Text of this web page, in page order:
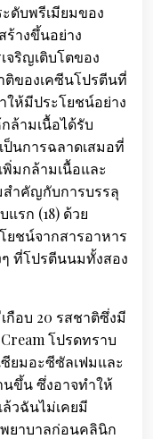
ดับพรีเมียมของ
ร้างขึ้นอย่าง
ริญเติบโตของ
ของเคซีนโปรตีนที่
ให้มีประโยชน์อย่าง
ล้ามเนื้อได้รับ
ป็นการฉลาดเสมอที่
มกล้ามเนื้อและ
ำคัญกับการบรรลุ
รก (18) ด้วย
ยชน์จากสารอาหาร
ที่โปรตีนนมทั้งสอง
อบ 20 รสชาติซึ่งมี
โปรดทราบ
ยมอะซีซัลเฟมและ
นขึ้น ซึ่งอาจทำให้
วฉันไม่เคยมี
ยาบาลก่อนคลินิก